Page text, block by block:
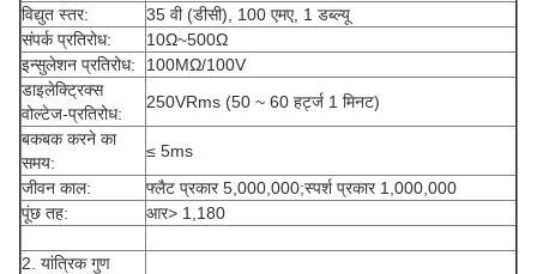
विद्युत स्तर:
35 वी (डीसी), 100 एमए, 1 डब्ल्यू
संपर्क प्रतिरोध:
10Ω~500Ω
इन्सुलेशन प्रतिरोध:
100MΩ/100V
डाइलेक्ट्रिक्स
वोल्टेज-प्रतिरोध:
250VRms (50 ~ 60 हर्ट्ज 1 मिनट)
बकबक करने का
समय:
≤ 5ms
जीवन काल:
फ्लैट प्रकार 5,000,000;स्पर्श प्रकार 1,000,000
पूंछ तह:
आर> 1,180
2. यांत्रिक गुण